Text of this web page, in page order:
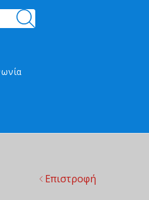
Επιστροφή